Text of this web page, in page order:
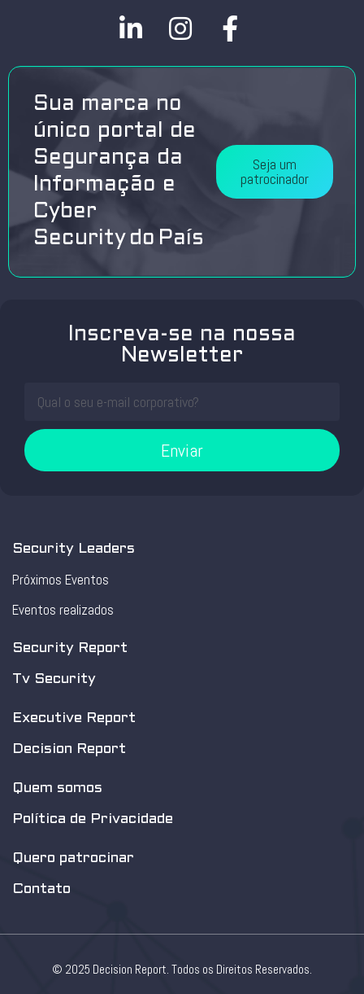
Sua marca no
único portal de
Segurança da
Informação e
Cyber
Security do País
Seja um
patrocinador
Inscreva-se na nossa
Newsletter
Enviar
Security Leaders
Próximos Eventos
Eventos realizados
Security Report
Tv Security
Executive Report
Decision Report
Quem somos
Política de Privacidade
Quero patrocinar
Contato
© 2025 Decision Report. Todos os Direitos Reservados.